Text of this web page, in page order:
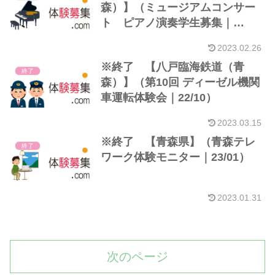
森）】（ミュージアムコンサー
ト ピアノ演奏学生募集｜
2023.02.26
終了
※終了 【八戸臨海鉄道（青
森）】（第10回 ディーゼル機関
車運転体験会｜22/10）
2023.03.15
終了
※終了 【青森県】（青森テレ
ワーク体験モニター｜23/01）
2023.01.31
次のページ